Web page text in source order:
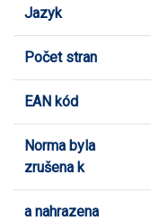
Jazyk
Počet stran
EAN kód
Norma byla
zrušena k
a nahrazena